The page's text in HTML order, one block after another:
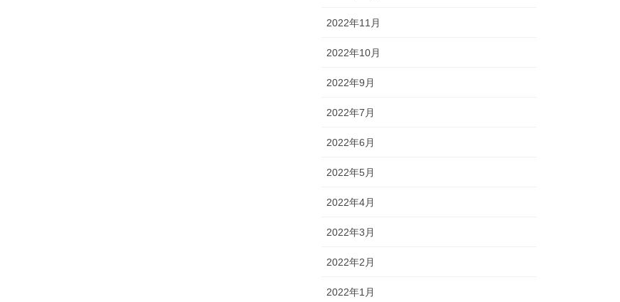
2022年11月
2022年10月
2022年9月
2022年7月
2022年6月
2022年5月
2022年4月
2022年3月
2022年2月
2022年1月